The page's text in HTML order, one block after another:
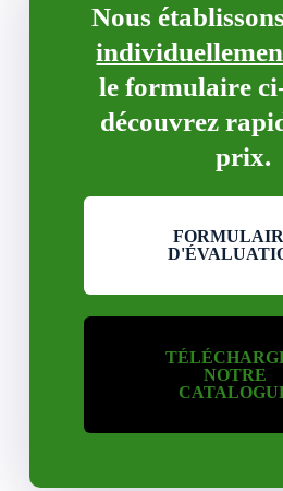
Nous
le formulaire
découvrez
prix.
NOTRE